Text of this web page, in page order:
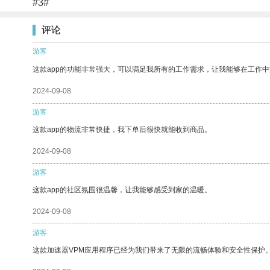
#3#
评论
游客
这款app的功能非常强大，可以满足我所有的工作需求，让我能够在工作中
2024-09-08
游客
这款app的物流非常快捷，我下单后很快就能收到商品。
2024-09-08
游客
这款app的社区氛围很温馨，让我能够感受到家的温暖。
2024-09-08
游客
这款加速器VPM应用程序已经为我们带来了无限的流畅体验和安全性保护。